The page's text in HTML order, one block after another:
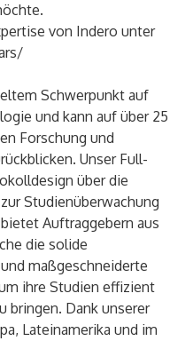
von Indero unter
Schwerpunkt auf
und kann auf über 25
Forschung und
Unser Full-
über die
Studienüberwachung
Auftraggebern aus
die solide
maßgeschneiderte
ihre Studien effizient
bringen. Dank unserer
Lateinamerika und im